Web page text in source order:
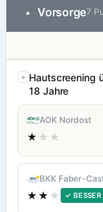
• Vorsorge7
Hautscreening
18 Jahre
AOK Nordost
★ ★★
BKK Faber-
★★ ★ ✓ BESSER